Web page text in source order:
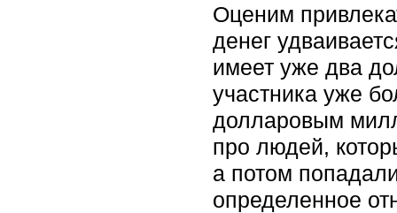
Оценим
денег
имеет уже два
участника уже
долларовым
про людей,
а потом
определенное